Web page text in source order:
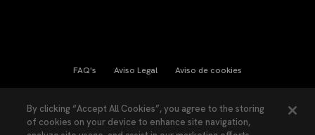
FAQ's Aviso Legal Aviso de cookies
Ley Transparencia Política de Privacidad
By clicking “Accept All Cookies”, you agree to the storing
of cookies on your device to enhance site navigation,